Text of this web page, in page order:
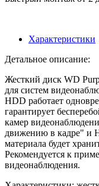
Характеристики
Детальное описание:
Жесткий диск WD
для систем
HDD работает
гарантирует
камер
движению в кадре" и
материала будет
Рекомендуется к
видеонаблюдения.